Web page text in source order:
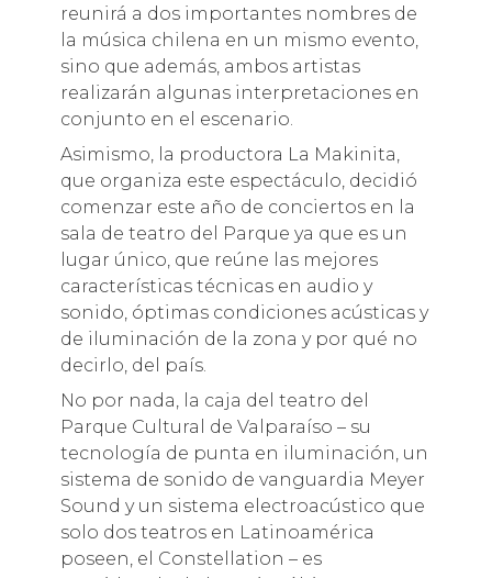
reunirá a dos importantes nombres de
la música chilena en un mismo evento,
sino que además, ambos artistas
realizarán algunas interpretaciones en
conjunto en el escenario.
Asimismo, la productora La Makinita,
que organiza este espectáculo, decidió
comenzar este año de conciertos en la
sala de teatro del Parque ya que es un
lugar único, que reúne las mejores
características técnicas en audio y
sonido, óptimas condiciones acústicas y
de iluminación de la zona y por qué no
decirlo, del país.
No por nada, la caja del teatro del
Parque Cultural de Valparaíso – su
tecnología de punta en iluminación, un
sistema de sonido de vanguardia Meyer
Sound y un sistema electroacústico que
solo dos teatros en Latinoamérica
poseen, el Constellation – es